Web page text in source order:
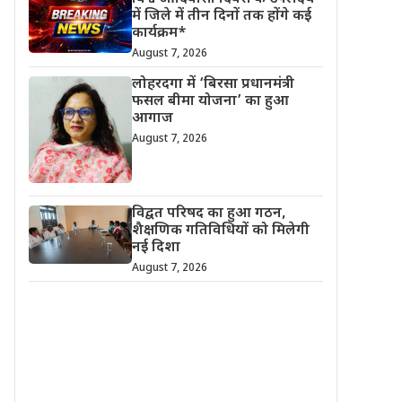
में जिले में तीन दिनों तक होंगे कई
कार्यक्रम*
August 7, 2026
लोहरदगा में ‘बिरसा प्रधानमंत्री
फसल बीमा योजना’ का हुआ
आगाज
August 7, 2026
विद्वत परिषद का हुआ गठन,
शैक्षणिक गतिविधियों को मिलेगी
नई दिशा
August 7, 2026